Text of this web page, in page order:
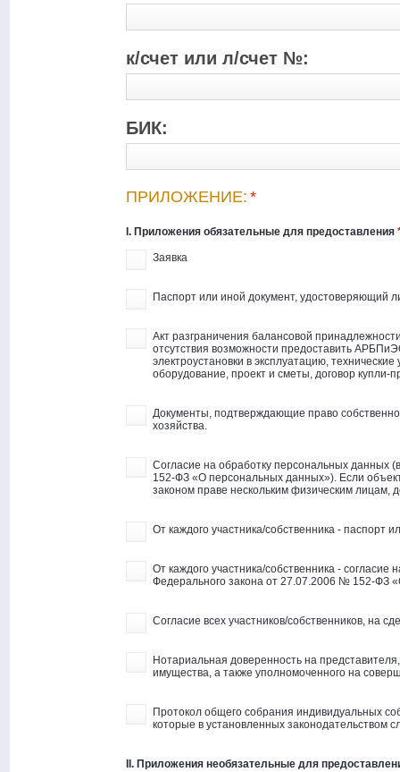
к/счет или л/счет №:
БИК:
ПРИЛОЖЕНИЕ: *
I. Приложения обязательные для предоставления
Заявка
Паспорт или иной документ, удостоверяющий
Акт разграничения балансовой
отсутствия возможности предоставить
электроустановки в эксплуатацию,
оборудование, проект и сметы, договор купли-
Документы, подтверждающие право
хозяйства.
Согласие на обработку персональных данных
152-ФЗ «О персональных данных»). Если
законом праве нескольким физическим лицам,
От каждого участника/собственника - паспорт
От каждого участника/собственника -
Федерального закона от 27.07.2006 № 152-ФЗ
Согласие всех участников/собственников, на
Нотариальная доверенность на
имущества, а также уполномоченного на
Протокол общего собрания индивидуальных
которые в установленных законодательством
II. Приложения необязательные для